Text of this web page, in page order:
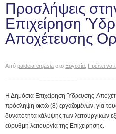
Προσλήψεις
Επιχείρηση
Αποχέτευσης
Απόpaideia-ergasia στο Εργασία Πρέπει να
Η Δημόσια Επιχείρηση Ύδρευσης-
πρόσληψη οκτώ (8) εργαζομένων, για
δυνατότητα κάλυψης των λειτουργικών
εύρυθμη λειτουργία της Επιχείρησης.